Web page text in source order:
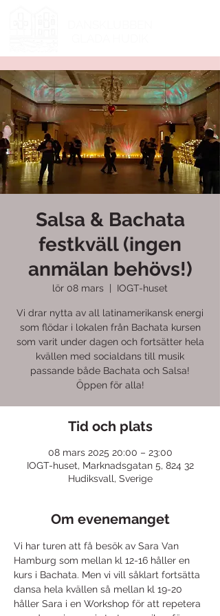
Salsa & Bachata
festkväll (ingen
anmälan behövs!)
lör 08 mars IOGT-huset
Vi drar nytta av all latinamerikansk energi
som flödar i lokalen från Bachata kursen
som varit under dagen och fortsätter hela
kvällen med socialdans till musik
passande både Bachata och Salsa!
Öppen för alla!
Tid och plats
08 mars 2025 20:00 – 23:00
IOGT-huset, Marknadsgatan 5, 824 32
Hudiksvall, Sverige
Om evenemanget
Vi har turen att få besök av Sara Van
Hamburg som mellan kl 12-16 håller en
kurs i Bachata. Men vi vill såklart fortsätta
dansa hela kvällen så mellan kl 19-20
håller Sara i en Workshop för att repetera